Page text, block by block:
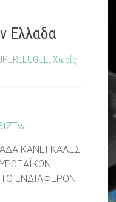
Ελλαδα
,Χωρίς
ΚΑΝΕΙ ΚΑΛΕΣ
ΕΝΔΙΑΦΕΡΟΝ